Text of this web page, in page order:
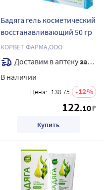
Бадяга гель косметический
восстанавливающий 50 гр
КОРВЕТ ФАРМА,ООО
Доставим в аптекузавтра
В наличии
Цена: 138.75 12
122.10₽
Купить